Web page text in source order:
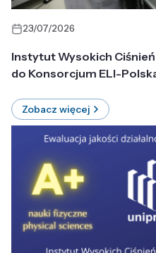
23/07/2026
Instytut Wysokich Ciśnień
do Konsorcjum ELI-
Zobacz więcej